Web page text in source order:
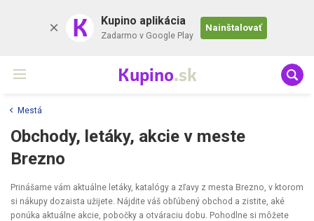
K Kupino aplikácia
Zadarmo v Google Play
Nainštalovať
Kupino.sk
Mestá
Obchody, letáky, akcie v meste
Brezno
Prinášame vám aktuálne letáky, katalógy a zľavy z mesta Brezno, v ktorom
si nákupy dozaista užijete. Nájdite váš obľúbený obchod a zistite, aké
ponúka aktuálne akcie, pobočky a otváraciu dobu. Pohodlne si môžete